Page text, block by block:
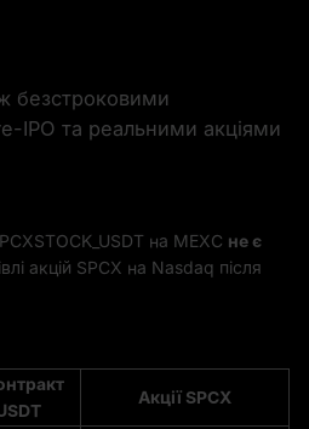
безстроковими
IPO та реальними акціями
на MEXC не є
акцій SPCX на Nasdaq після
Акції SPCX